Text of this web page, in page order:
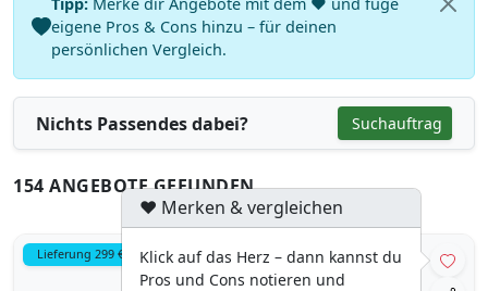
eigene Pros & Cons hinzu – für deinen
persönlichen Vergleich.
Nichts Passendes dabei? Suchauftrag
154 ANGEBOTE GEFUNDEN
Lieferung 299 €
♥ Merken & vergleichen
Klick auf das Herz – dann kannst du
Pros und Cons notieren und